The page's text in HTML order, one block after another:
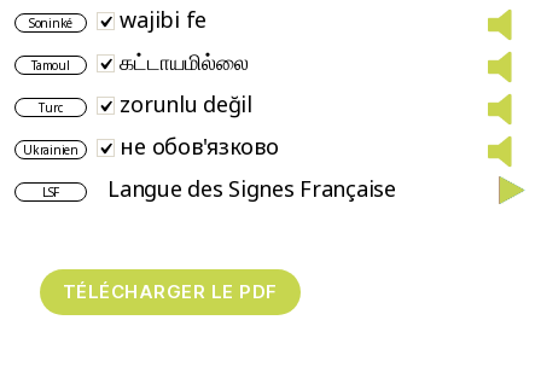
Soninké wajibi fe
Tamoul கட்டாயமில்லை
Turc zorunlu değil
Ukrainien не обов'язково
LSF Langue des Signes Française